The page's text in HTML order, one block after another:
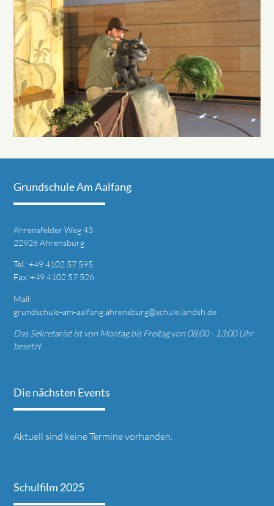
Grundschule Am Aalfang
Ahrensfelder Weg 43
22926 Ahrensburg
Tel.: +494102 57 595
Fax: +49 4102 57 526
Mail:
grundschule-am-aalfang.ahrensburg@schule.landsh.de
Das Sekretariat ist von Montag bis Freitag von 08:00 - 13:00 Uhr
besetzt.
Die nächsten Events
Aktuell sind keine Termine vorhanden.
Schulfilm 2025